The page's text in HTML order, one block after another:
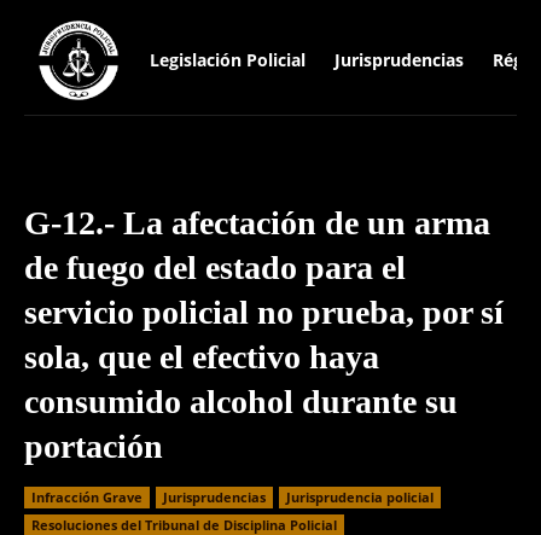
Legislación Policial Jurisprudencias
G-12.- La afectación de un arma
de fuego del estado para el
servicio policial no prueba, por sí
sola, que el efectivo haya
consumido alcohol durante su
portación
Infracción Grave Jurisprudencias
Jurisprudencia policial
Resoluciones del Tribunal de Disciplina Policial